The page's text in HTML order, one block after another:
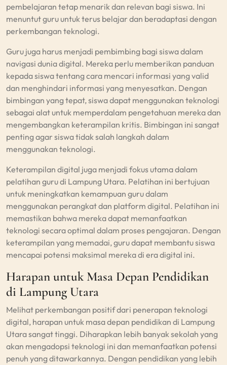
pembelajaran tetap menarik dan relevan bagi siswa. Ini
menuntut guru untuk terus belajar dan beradaptasi dengan
perkembangan teknologi.
Guru juga harus menjadi pembimbing bagi siswa dalam
navigasi dunia digital. Mereka perlu memberikan panduan
kepada siswa tentang cara mencari informasi yang valid
dan menghindari informasi yang menyesatkan. Dengan
bimbingan yang tepat, siswa dapat menggunakan teknologi
sebagai alat untuk memperdalam pengetahuan mereka dan
mengembangkan keterampilan kritis. Bimbingan ini sangat
penting agar siswa tidak salah langkah dalam
menggunakan teknologi.
Keterampilan digital juga menjadi fokus utama dalam
pelatihan guru di Lampung Utara. Pelatihan ini bertujuan
untuk meningkatkan kemampuan guru dalam
menggunakan perangkat dan platform digital. Pelatihan ini
memastikan bahwa mereka dapat memanfaatkan
teknologi secara optimal dalam proses pengajaran. Dengan
keterampilan yang memadai, guru dapat membantu siswa
mencapai potensi maksimal mereka di era digital ini.
Harapan untuk Masa Depan Pendidikan
di Lampung Utara
Melihat perkembangan positif dari penerapan teknologi
digital, harapan untuk masa depan pendidikan di Lampung
Utara sangat tinggi. Diharapkan lebih banyak sekolah yang
akan mengadopsi teknologi ini dan memanfaatkan potensi
penuh yang ditawarkannya. Dengan pendidikan yang lebih